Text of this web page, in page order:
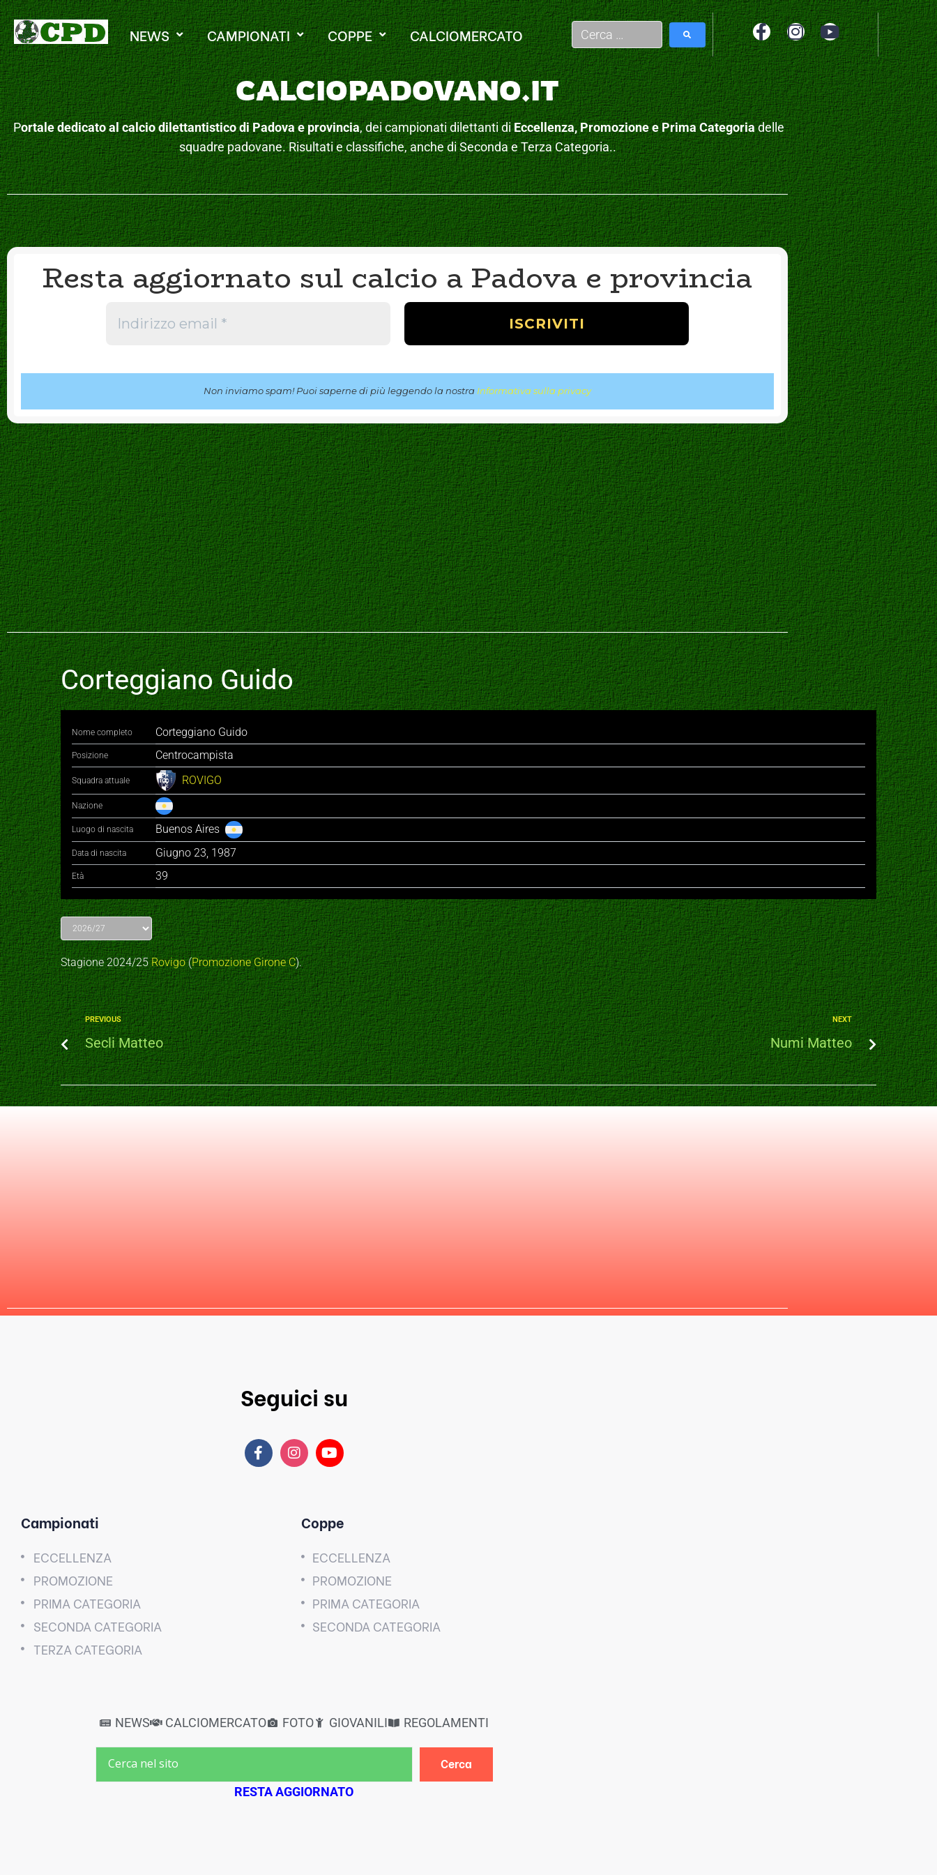
NEWS CAMPIONATI COPPE CALCIOMERCATO
CALCIOPADOVANO.IT
Portale dedicato al calcio dilettantistico di Padova e provincia, dei campionati dilettanti diEccellenza, Promozione e Prima Categoriadelle
squadre padovane. Risultati e classifiche, anche di Seconda e Terza Categoria..
Resta aggiornato sul calcio a Padova e provincia
Non inviamo spam! Puoi saperne di più leggendo la nostra Informativa sulla privacy
Corteggiano Guido
Nome completo Corteggiano Guido
Posizione Centrocampista
Squadra attuale ROVIGO
Nazione
Luogo di nascita Buenos Aires
Data di nascita Giugno 23, 1987
Età 39
Stagione 2024/25Rovigo(Promozione Girone C).
PREVIOUS
Secli Matteo
NEXT
Numi Matteo
Seguici su
Campionati
ECCELLENZA
PROMOZIONE
PRIMA CATEGORIA
SECONDA CATEGORIA
TERZA CATEGORIA
Coppe
ECCELLENZA
PROMOZIONE
PRIMA CATEGORIA
SECONDA CATEGORIA
NEWS CALCIOMERCATO FOTO GIOVANILI REGOLAMENTI
Cerca
RESTA AGGIORNATO